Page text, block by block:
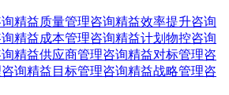
精益质量管理咨询精益效率提升咨询
精益成本管理咨询精益计划物控咨询
精益供应商管理咨询精益对标管理咨
询精益目标管理咨询精益战略管理咨